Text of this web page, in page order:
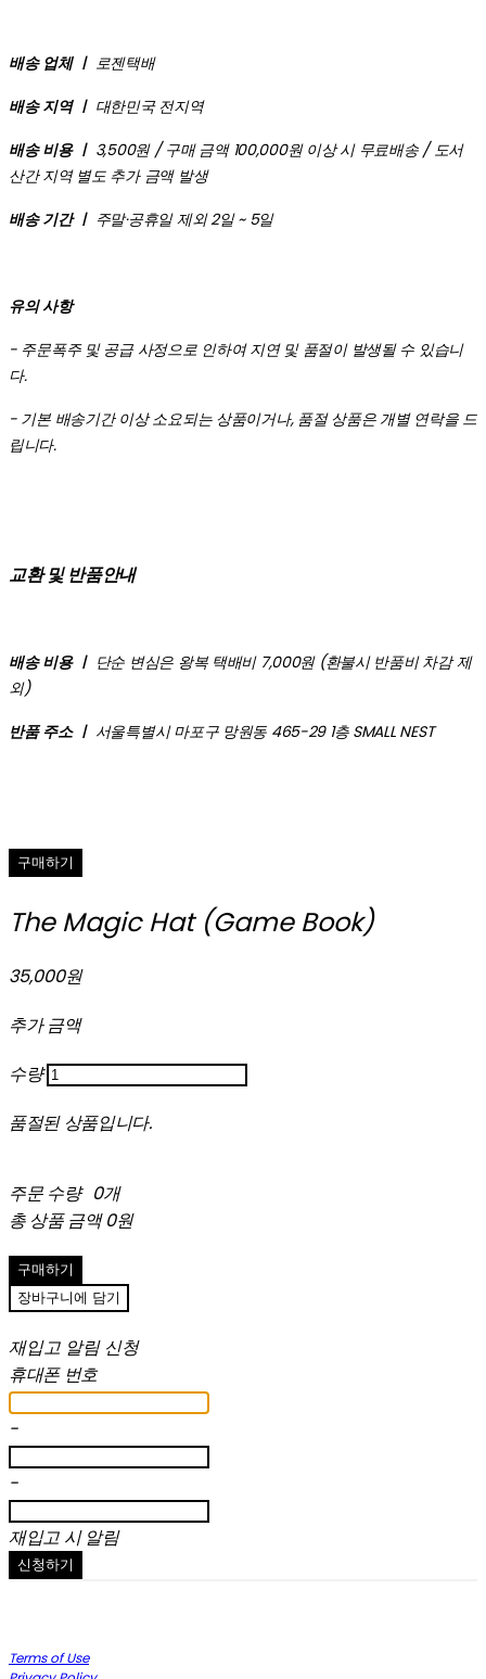
배송 업체 ㅣ 로젠택배
배송 지역 ㅣ 대한민국 전지역
배송 비용 ㅣ 3,500원 / 구매 금액 100,000원 이상 시 무료배송 / 도서
산간 지역 별도 추가 금액 발생
배송 기간 ㅣ 주말·공휴일 제외 2일 ~ 5일
유의 사항
- 주문폭주 및 공급 사정으로 인하여 지연 및 품절이 발생될 수 있습니
다.
- 기본 배송기간 이상 소요되는 상품이거나, 품절 상품은 개별 연락을 드
립니다.
교환 및 반품안내
배송 비용 ㅣ 단순 변심은 왕복 택배비 7,000원 (환불시 반품비 차감 제
외)
반품 주소 ㅣ 서울특별시 마포구 망원동 465-29 1층 SMALL NEST
구매하기
The Magic Hat (Game Book)
35,000원
추가 금액
수량
품절된 상품입니다.
주문 수량 0개
총 상품 금액 0원
구매하기
장바구니에 담기
재입고 알림 신청
휴대폰 번호
-
-
재입고 시 알림
신청하기
Terms of Use